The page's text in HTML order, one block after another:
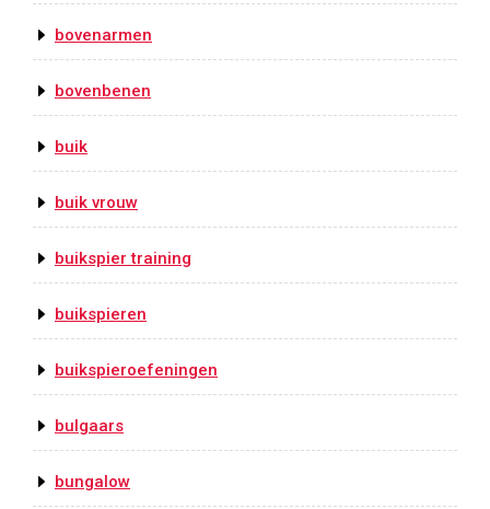
bovenarmen
bovenbenen
buik
buik vrouw
buikspier training
buikspieren
buikspieroefeningen
bulgaars
bungalow